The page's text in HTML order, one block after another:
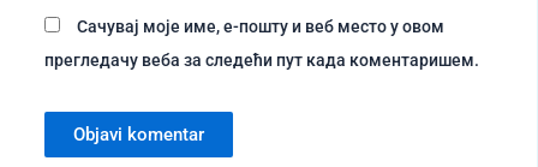
Сачувај моје име, е-пошту и веб место у овом
прегледачу веба за следећи пут када коментаришем.